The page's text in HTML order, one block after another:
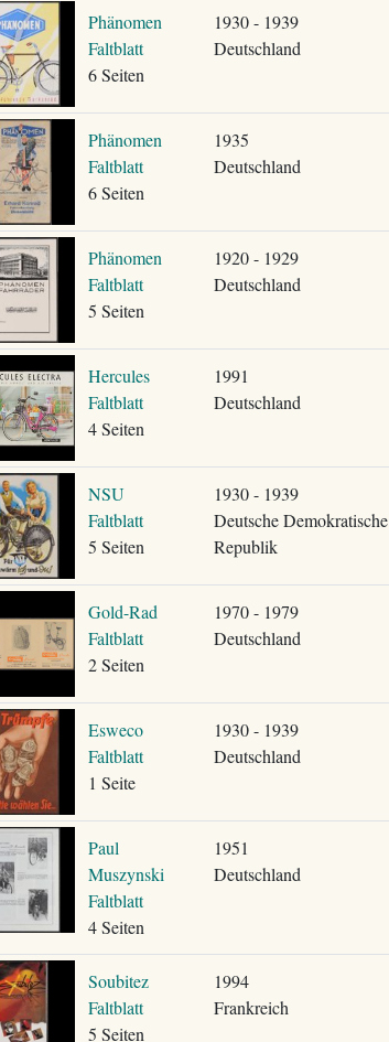
Phänomen
Faltblatt
6 Seiten
1930 - 1939
Deutschland
Phänomen
Faltblatt
6 Seiten
1935
Deutschland
Phänomen
Faltblatt
5 Seiten
1920 - 1929
Deutschland
Hercules
Faltblatt
4 Seiten
1991
Deutschland
NSU
Faltblatt
5 Seiten
1930 - 1939
Deutsche Demokratische
Republik
Gold-Rad
Faltblatt
2 Seiten
1970 - 1979
Deutschland
Esweco
Faltblatt
1 Seite
1930 - 1939
Deutschland
Paul
Muszynski
Faltblatt
4 Seiten
1951
Deutschland
Soubitez
Faltblatt
5 Seiten
1994
Frankreich